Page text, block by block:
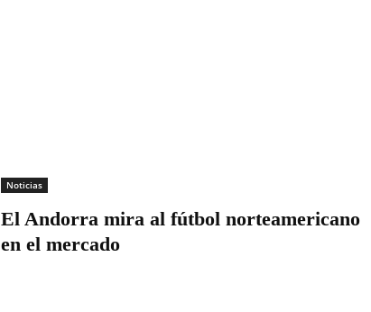
Noticias
El Andorra mira al fútbol norteamericano
en el mercado